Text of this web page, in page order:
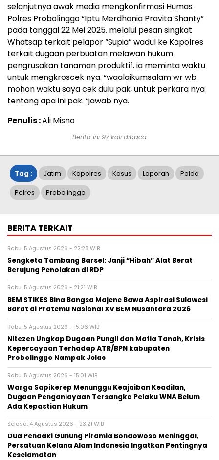
selanjutnya awak media mengkonfirmasi Humas
Polres Probolinggo “Iptu Merdhania Pravita Shanty”
pada tanggal 22 Mei 2025. melalui pesan singkat
Whatsap terkait pelapor “Supia” wadul ke Kapolres
terkait dugaan perbuatan melawan hukum
pengrusakan tanaman produktif. ia meminta waktu
untuk mengkroscek nya. “waalaikumsalam wr wb.
mohon waktu saya cek dulu pak, untuk perkara nya
tentang apa ini pak. “jawab nya.
Penulis :Ali Misno
Berita ini 97kali dibaca
Tag : Jatim Kapolres Kasus Laporan Polda
Polres Probolinggo
BERITA TERKAIT
Rabu, 5 Agustus 2026 - 22:28 WIB
Sengketa Tambang Barsel: Janji “Hibah” Alat Berat
Berujung Penolakan di RDP
Rabu, 5 Agustus 2026 - 21:21 WIB
BEM STIKES Bina Bangsa Majene Bawa Aspirasi Sulawesi
Barat di Pratemu Nasional XV BEM Nusantara 2026
Rabu, 5 Agustus 2026 - 15:06 WIB
Nitezen Ungkap Dugaan Pungli dan Mafia Tanah, Krisis
Kepercayaan Terhadap ATR/BPN kabupaten
Probolinggo Nampak Jelas
Rabu, 5 Agustus 2026 - 15:01 WIB
Warga Sapikerep Menunggu Keajaiban Keadilan,
Dugaan Penganiayaan Tersangka Pelaku WNA Belum
Ada Kepastian Hukum
Selasa, 4 Agustus 2026 - 23:21 WIB
Dua Pendaki Gunung Piramid Bondowoso Meninggal,
Persatuan Kelana Alam Indonesia Ingatkan Pentingnya
Keselamatan